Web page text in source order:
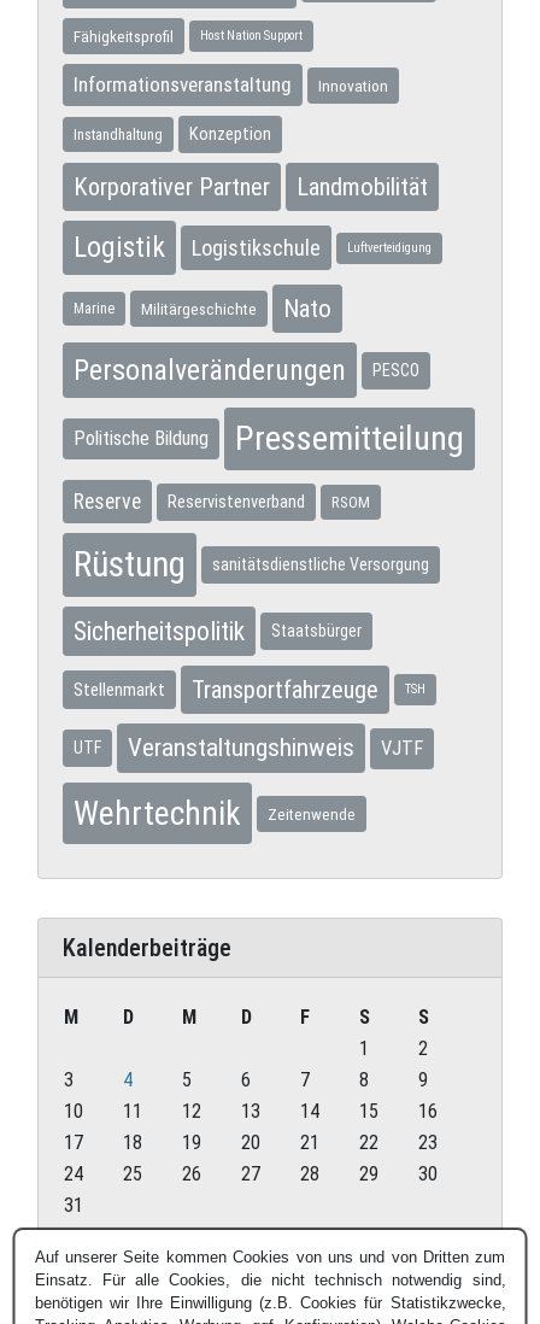
Fähigkeitsprofil Host Nation Support
Informationsveranstaltung Innovation
Instandhaltung Konzeption
Korporativer Partner Landmobilität
Logistik Logistikschule Luftverteidigung
Marine Militärgeschichte Nato
Personalveränderungen PESCO
Politische Bildung Pressemitteilung
Reserve Reservistenverband RSOM
Rüstung sanitätsdienstliche Versorgung
Sicherheitspolitik Staatsbürger
Stellenmarkt Transportfahrzeuge TSH
UTF Veranstaltungshinweis VJTF
Wehrtechnik Zeitenwende
Kalenderbeiträge
August 2026
M D M D F S
S
1
2
3
4 5 6 7 8
9
10
11 12 13 14 15
16
17
18 19 20 21 22
23
24
25 26 27 28 29
30
31
« Juli
Auf unserer Seite kommen Cookies von uns und von Dritten zum
Einsatz. Für alle Cookies, die nicht technisch notwendig sind,
benötigen wir Ihre Einwilligung (z.B. Cookies für Statistikzwecke,